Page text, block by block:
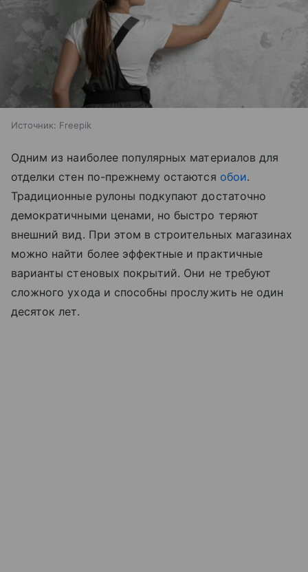
Источник: Freepik
Одним из наиболее популярных материалов для
отделки стен по-прежнему остаются обои.
Традиционные рулоны подкупают достаточно
демократичными ценами, но быстро теряют
внешний вид. При этом в строительных магазинах
можно найти более эффектные и практичные
варианты стеновых покрытий. Они не требуют
сложного ухода и способны прослужить не один
десяток лет.